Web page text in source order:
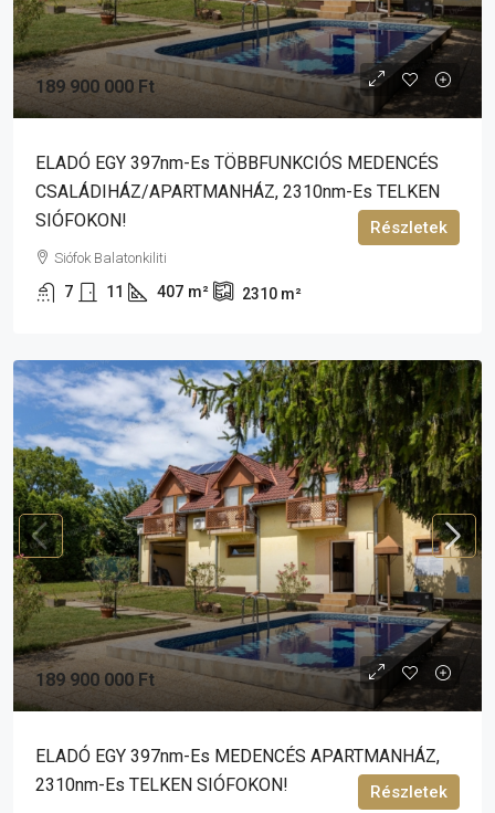
189 900 000 Ft
ELADÓ EGY 397nm-Es TÖBBFUNKCIÓS MEDENCÉS
CSALÁDIHÁZ/APARTMANHÁZ, 2310nm-Es TELKEN
SIÓFOKON!
Siófok Balatonkiliti
7 11 407 m² 2310 m²
Részletek
189 900 000 Ft
ELADÓ EGY 397nm-Es MEDENCÉS APARTMANHÁZ,
2310nm-Es TELKEN SIÓFOKON!
Részletek